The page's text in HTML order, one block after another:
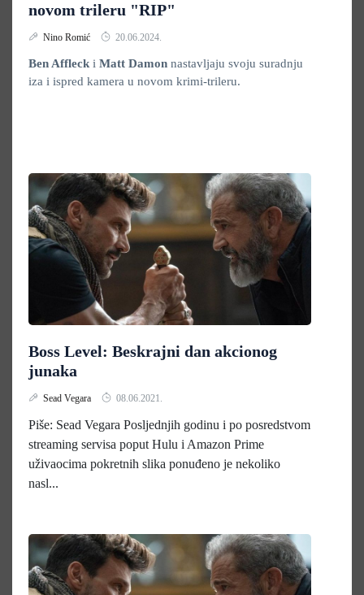
novom trileru "RIP"
Nino Romić 20.06.2024.
Ben Affleck i Matt Damon nastavljaju svoju suradnju
iza i ispred kamera u novom krimi-trileru.
Boss Level: Beskrajni dan akcionog
junaka
Sead Vegara 08.06.2021.
Piše: Sead Vegara Posljednjih godinu i po posredstvom
streaming servisa poput Hulu i Amazon Prime
uživaocima pokretnih slika ponuđeno je nekoliko
nasl...